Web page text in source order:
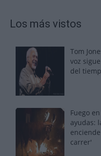
Los más vistos
Tom
voz
del
Fuego
ayudas:
carrer'